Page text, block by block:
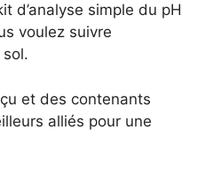
d’analyse simple du pH
voulez suivre
sol.
et des contenants
alliés pour une